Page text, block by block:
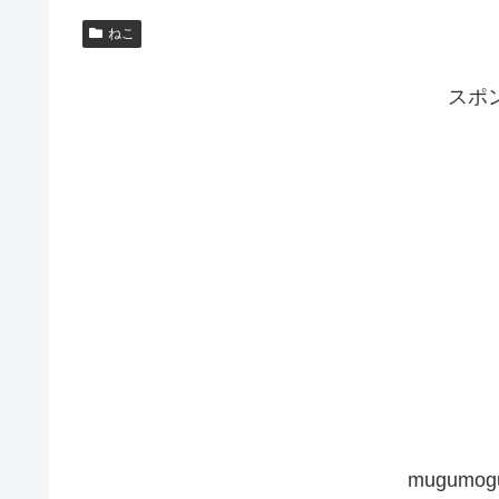
ねこ
スポ